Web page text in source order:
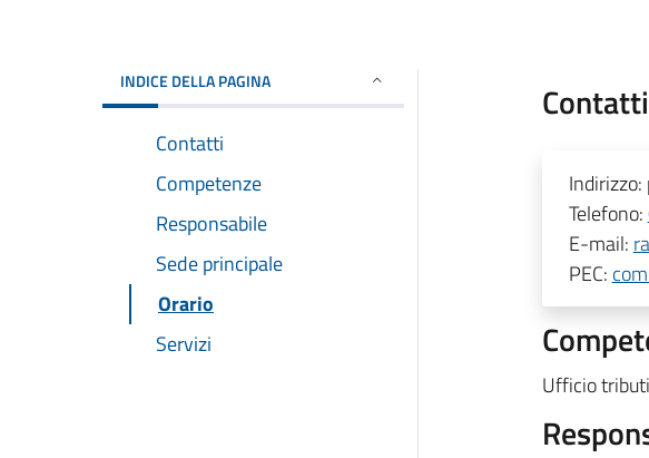
INDICE DELLA PAGINA
Contatti
Competenze
Responsabile
Sede principale
Orario
Servizi
Contatti
Indirizzo:
Telefono:
E-mail:
PEC:
Ufficio tributi